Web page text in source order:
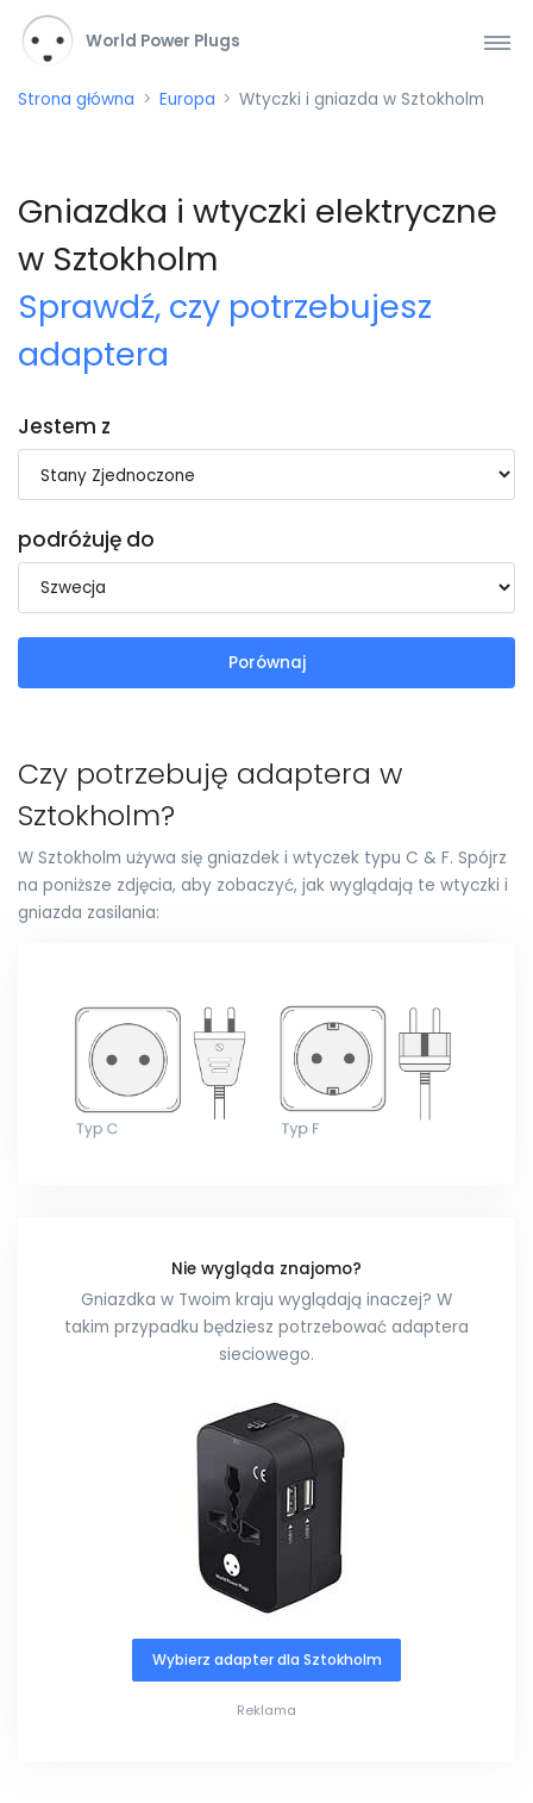
World Power Plugs
Strona główna Europa Wtyczki i gniazda w Sztokholm
Gniazdka i wtyczki elektryczne
w Sztokholm
Sprawdź, czy potrzebujesz
adaptera
Jestem z
podróżuję do
Porównaj
Czy potrzebuję adaptera w
Sztokholm?
W Sztokholm używa się gniazdek i wtyczek typu C & F. Spójrz
na poniższe zdjęcia, aby zobaczyć, jak wyglądają te wtyczki i
gniazda zasilania:
Nie wygląda znajomo?
Gniazdka w Twoim kraju wyglądają inaczej? W
takim przypadku będziesz potrzebować adaptera
sieciowego.
Wybierz adapter dla Sztokholm
Reklama